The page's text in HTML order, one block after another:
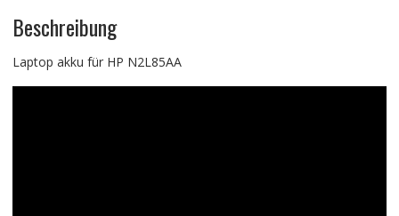
Beschreibung
Laptop akku für HP N2L85AA